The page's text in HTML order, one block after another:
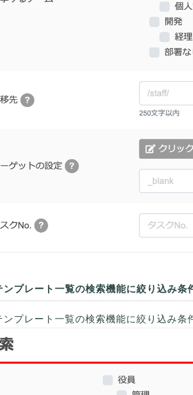
ンプレート一覧の検索機能に絞り込み条
ンプレート一覧の検索機能に絞り込み条